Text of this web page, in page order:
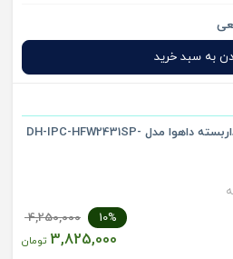
به سبد خرید
دوربین مداربسته داهوا مدل DH-IPC-HFW2431SP-
10%
4,250,000
3,825,000 تومان